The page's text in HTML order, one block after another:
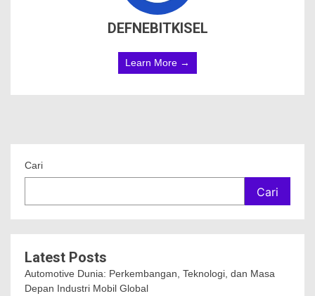
DEFNEBITKISEL
Learn More →
Cari
Cari
Latest Posts
Automotive Dunia: Perkembangan, Teknologi, dan Masa
Depan Industri Mobil Global